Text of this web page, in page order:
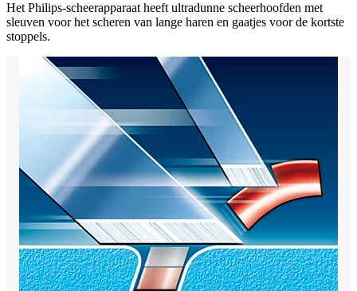
Het Philips-scheerapparaat heeft ultradunne scheerhoofden met
sleuven voor het scheren van lange haren en gaatjes voor de kortste
stoppels.